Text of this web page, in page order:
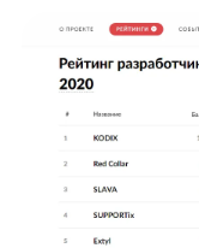
Кейсы
Компания
О нас
Преимущества
Услуги
Заказная веб-